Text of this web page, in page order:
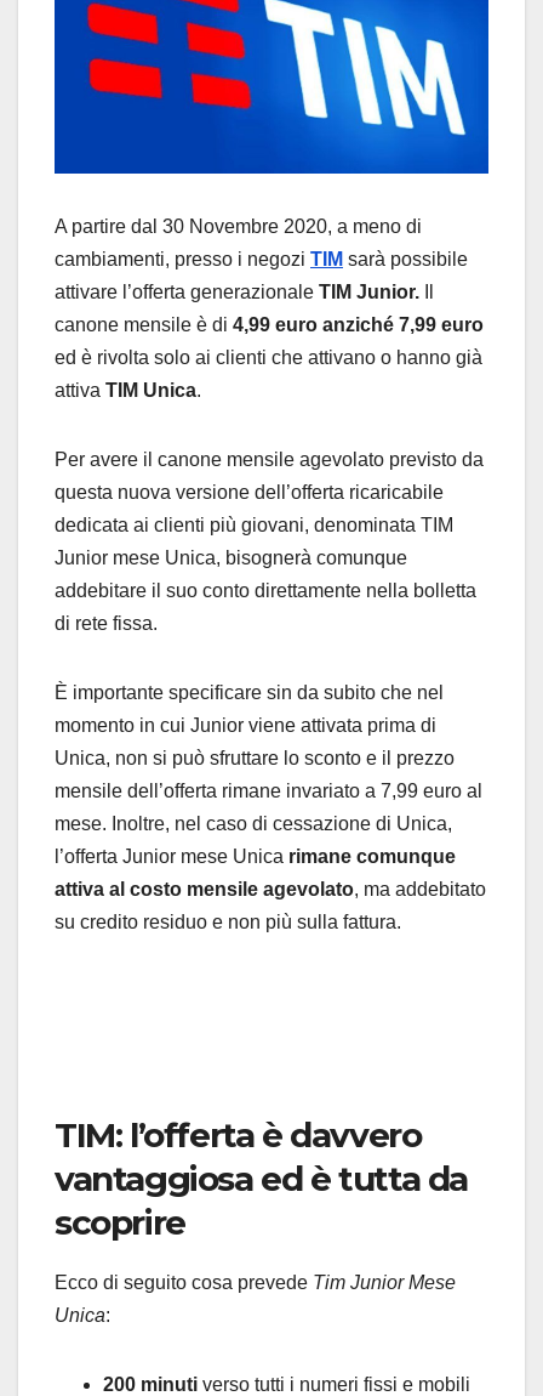
A partire dal 30 Novembre 2020, a meno di
cambiamenti, presso i negozi TIM sarà possibile
attivare l’offerta generazionale TIM Junior.
canone mensile è di 4,99 euro anziché 7,99 euro
ed è rivolta solo ai clienti che attivano o hanno già
attiva TIM Unica.
Per avere il canone mensile agevolato previsto da
questa nuova versione dell’offerta ricaricabile
dedicata ai clienti più giovani, denominata TIM
Junior mese Unica, bisognerà comunque
addebitare il suo conto direttamente nella bolletta
di rete fissa.
È importante specificare sin da subito che nel
momento in cui Junior viene attivata prima di
Unica, non si può sfruttare lo sconto e il prezzo
mensile dell’offerta rimane invariato a 7,99 euro al
mese. Inoltre, nel caso di cessazione di Unica,
l’offerta Junior mese Unica rimane comunque
attiva al costo mensile agevolato, ma addebitato
su credito residuo e non più sulla fattura.
TIM: l’offerta è davvero
vantaggiosa ed è tutta da
scoprire
Ecco di seguito cosa prevede Tim Junior Mese
Unica:
200 minuti verso tutti i numeri fissi e mobili